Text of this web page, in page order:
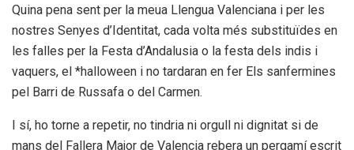
Quina pena sent per la meua Llengua Valenciana i per les
nostres Senyes d’Identitat, cada volta més substituïdes en
les falles per la Festa d’Andalusia o la festa dels indis i
vaquers, el *halloween i no tardaran en fer Els sanfermines
pel Barri de Russafa o del Carmen.
I sí, ho torne a repetir, no tindria ni orgull ni dignitat si de
mans del Fallera Major de Valencia rebera un pergamí escrit